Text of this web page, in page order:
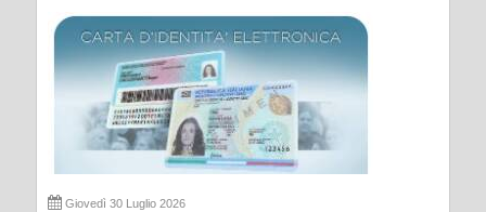
Giovedì 30 Luglio 2026